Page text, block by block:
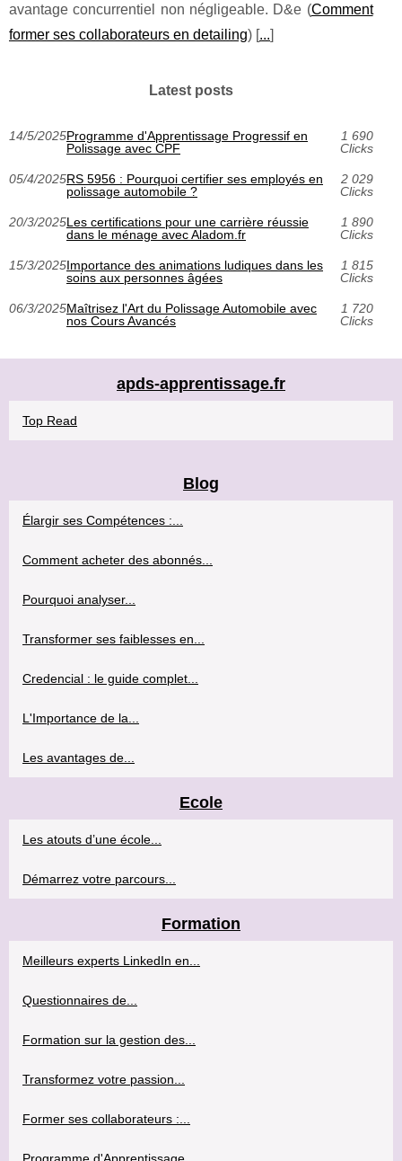
avantage concurrentiel non négligeable. D&e (Comment
former ses collaborateurs en detailing) [...]
Latest posts
14/5/2025Programme d'Apprentissage Progressif en
Polissage avec CPF
1 690
Clicks
05/4/2025RS 5956 : Pourquoi certifier ses employés en
polissage automobile ?
2 029
Clicks
20/3/2025Les certifications pour une carrière réussie
dans le ménage avec Aladom.fr
1 890
Clicks
15/3/2025Importance des animations ludiques dans les
soins aux personnes âgées
1 815
Clicks
06/3/2025Maîtrisez l'Art du Polissage Automobile avec
nos Cours Avancés
1 720
Clicks
apds-apprentissage.fr
Top Read
Blog
Élargir ses Compétences :...
Comment acheter des abonnés...
Pourquoi analyser...
Transformer ses faiblesses en...
Credencial : le guide complet...
L'Importance de la...
Les avantages de...
Ecole
Les atouts d’une école...
Démarrez votre parcours...
Formation
Meilleurs experts LinkedIn en...
Questionnaires de...
Formation sur la gestion des...
Transformez votre passion...
Former ses collaborateurs :...